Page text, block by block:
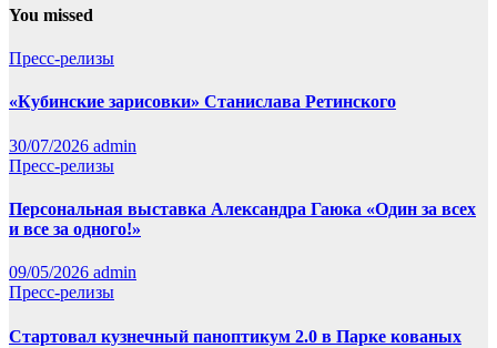
You missed
Пресс-релизы
«Кубинские зарисовки» Станислава Ретинского
30/07/2026 admin
Пресс-релизы
Персональная выставка Александра Гаюка «Один за всех
и все за одного!»
09/05/2026 admin
Пресс-релизы
Стартовал кузнечный паноптикум 2.0 в Парке кованых